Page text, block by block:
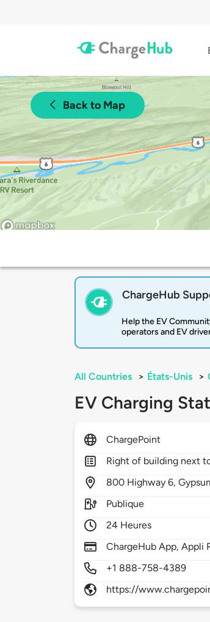
Back to Map
ChargeHub
Help the EV
operators and EV
All Countries > États-Unis >
EV Charging
ChargePoint
Right of building next
800 Highway 6,
Publique
24 Heures
ChargeHub App, Appli
+1 888-758-4389
https://